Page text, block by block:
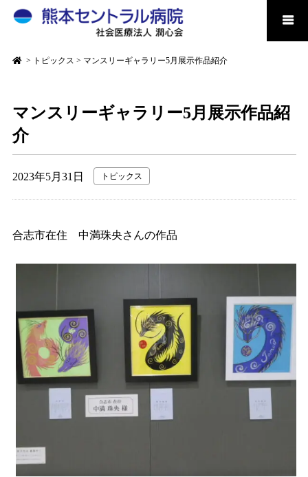
> トピックス > マンスリーギャラリー5月展示作品紹介
マンスリーギャラリー5月展示作品紹
介
2023年5月31日 トピックス
合志市在住 中満珠央さんの作品